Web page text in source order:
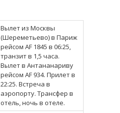
Вылет из Москвы
(Шереметьево) в Париж
рейсом AF 1845 в 06:25,
транзит в 1,5 часа.
Вылет в Антананариву
рейсом AF 934. Прилет в
22:25. Встреча в
аэропорту. Трансфер в
отель, ночь в отеле.